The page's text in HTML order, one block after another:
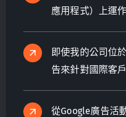
應用程式）上運
即使我的公司位
告來針對國際客
從Google廣告活